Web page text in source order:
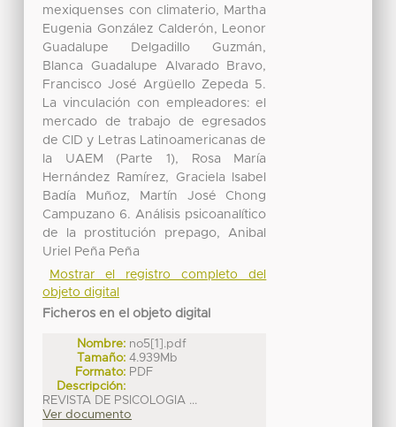
mexiquenses con climaterio, Martha
Eugenia González Calderón, Leonor
Guadalupe Delgadillo Guzmán,
Blanca Guadalupe Alvarado Bravo,
Francisco José Argüello Zepeda 5.
La vinculación con empleadores: el
mercado de trabajo de egresados
de CID y Letras Latinoamericanas de
la UAEM (Parte 1), Rosa María
Hernández Ramírez, Graciela Isabel
Badía Muñoz, Martín José Chong
Campuzano 6. Análisis psicoanalítico
de la prostitución prepago, Anibal
Uriel Peña Peña
Mostrar el registro completo del
objeto digital
Ficheros en el objeto digital
Nombre: no5[1].pdf
Tamaño: 4.939Mb
Formato: PDF
Descripción:
REVISTA DE PSICOLOGIA ...
Ver documento